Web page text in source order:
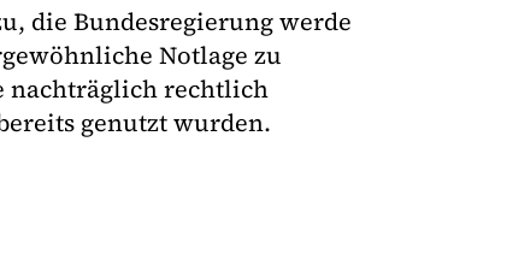
die Bundesregierung werde
Notlage zu
nachträglich rechtlich
genutzt wurden.